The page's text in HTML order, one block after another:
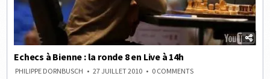
Echecs à Bienne : la ronde 8 en Live à 14h
PHILIPPE DORNBUSCH 27 JUILLET 2010 0 COMMENTSON